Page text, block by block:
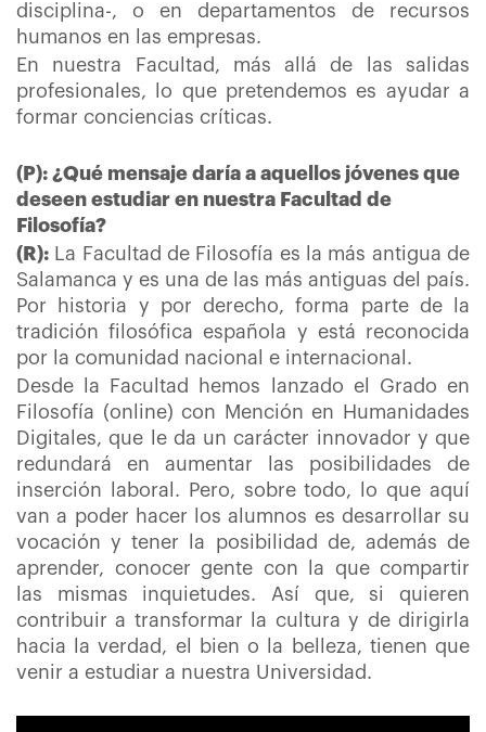
disciplina-, o en departamentos de recursos
humanos en las empresas.
En nuestra Facultad, más allá de las salidas
profesionales, lo que pretendemos es ayudar a
formar conciencias críticas.
(P): ¿Qué mensaje daría a aquellos jóvenes que
deseen estudiar en nuestra Facultad de
Filosofía?
(R): La Facultad de Filosofía es la más antigua de
Salamanca y es una de las más antiguas del país.
Por historia y por derecho, forma parte de la
tradición filosófica española y está reconocida
por la comunidad nacional e internacional.
Desde la Facultad hemos lanzado el Grado en
Filosofía (online) con Mención en Humanidades
Digitales, que le da un carácter innovador y que
redundará en aumentar las posibilidades de
inserción laboral. Pero, sobre todo, lo que aquí
van a poder hacer los alumnos es desarrollar su
vocación y tener la posibilidad de, además de
aprender, conocer gente con la que compartir
las mismas inquietudes. Así que, si quieren
contribuir a transformar la cultura y de dirigirla
hacia la verdad, el bien o la belleza, tienen que
venir a estudiar a nuestra Universidad.